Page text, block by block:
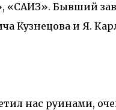
«САИЗ». Бывший
Кузнецова и Я.
нас руинами,